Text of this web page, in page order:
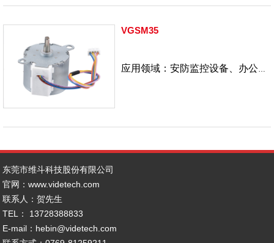
VGSM35
应用领域：安防监控设备、办公自
东莞市维斗科技股份有限公司
官网：www.videtech.com
联系人：贺先生
TEL： 13728388833
E-mail：hebin@videtech.com